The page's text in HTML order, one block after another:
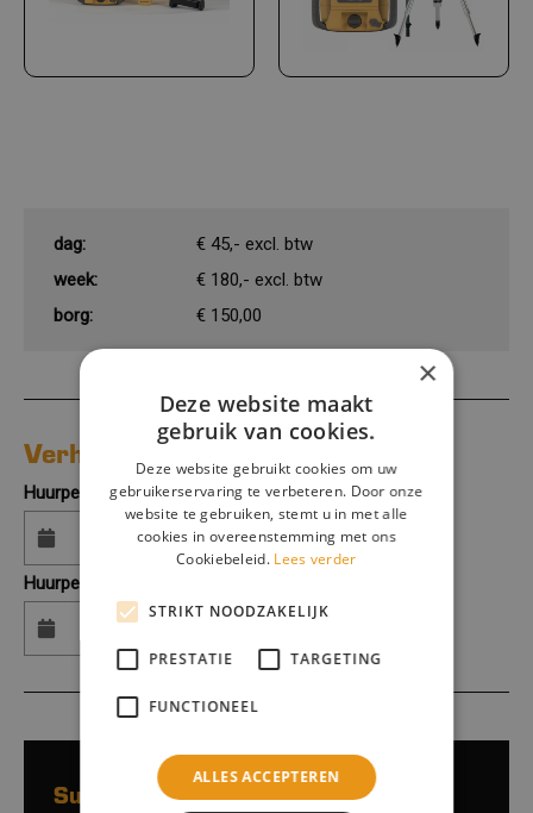
dag:
€ 45,- excl. btw
week:
€ 180,- excl. btw
borg:
€ 150,00
Verhuur aanvraag
Huurperiode begin:
Huurperiode eind:
Subtotaalprijs:
×
Deze website maakt
gebruik van cookies.
Deze website gebruikt cookies om uw
gebruikerservaring te verbeteren. Door onze
website te gebruiken, stemt u in met alle
cookies in overeenstemming met ons
Cookiebeleid. Lees verder
STRIKT NOODZAKELIJK
PRESTATIE TARGETING
FUNCTIONEEL
ALLES ACCEPTEREN